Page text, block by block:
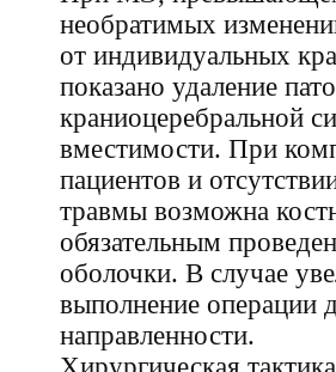
необратимых
от индивидуальных
показано удаление
краниоцеребральной
вместимости. При
пациентов и
травмы возможна
обязательным
оболочки. В случае
выполнение операции
направленности.